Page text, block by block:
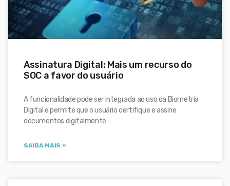
Assinatura Digital: Mais um recurso do
SOC a favor do usuário
A funcionalidade pode ser integrada ao uso da Biometria
Digital e permite que o usuário certifique e assine
documentos digitalmente
SAIBA MAIS »